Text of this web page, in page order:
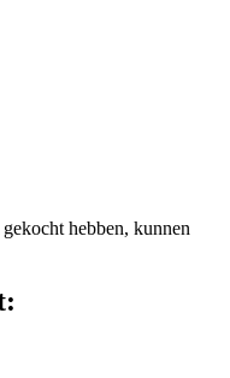
hebben, kunnen